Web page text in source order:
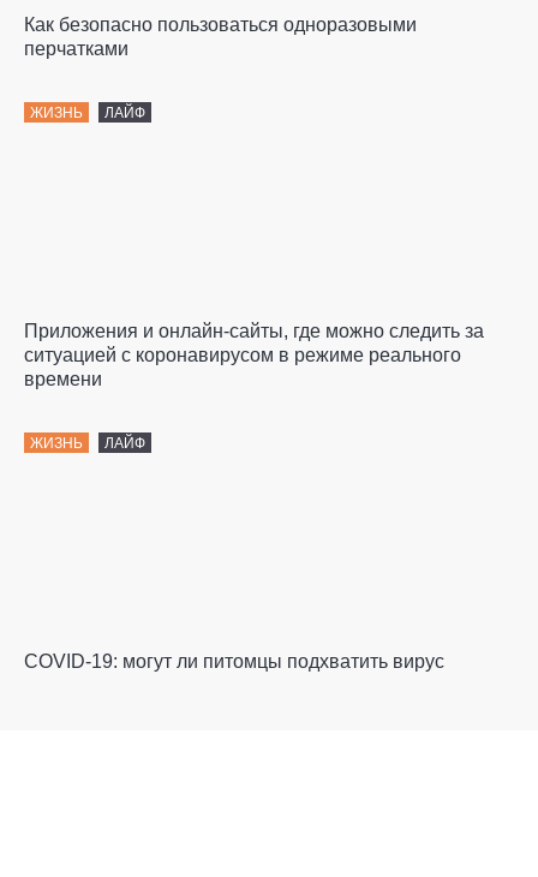
Как безопасно пользоваться одноразовыми
перчатками
ЖИЗНЬ ЛАЙФ
Приложения и онлайн-сайты, где можно следить за
ситуацией с коронавирусом в режиме реального
времени
ЖИЗНЬ ЛАЙФ
COVID-19: могут ли питомцы подхватить вирус